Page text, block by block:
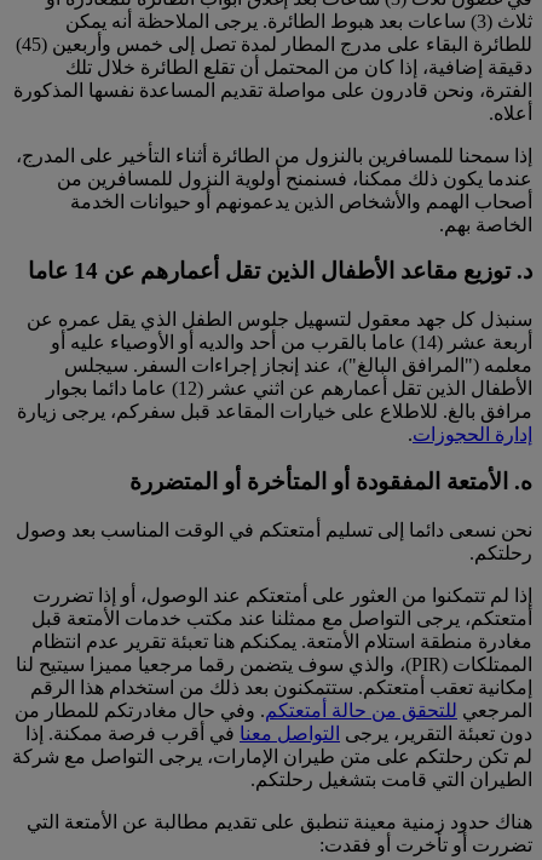
ثلاث (3) ساعات بعد هبوط الطائرة. يرجى الملاحظة أنه يمكن
للطائرة البقاء على مدرج المطار لمدة تصل إلى خمس وأربعين (45)
دقيقة إضافية، إذا كان من المحتمل أن تقلع الطائرة خلال تلك
الفترة، ونحن قادرون على مواصلة تقديم المساعدة نفسها المذكورة
أعلاه.
إذا سمحنا للمسافرين بالنزول من الطائرة أثناء التأخير على المدرج،
عندما يكون ذلك ممكنا، فسنمنح أولوية النزول للمسافرين من
أصحاب الهمم والأشخاص الذين يدعمونهم أو حيوانات الخدمة
الخاصة بهم.
د. توزيع مقاعد الأطفال الذين تقل أعمارهم عن 14 عاما
سنبذل كل جهد معقول لتسهيل جلوس الطفل الذي يقل عمره عن
أربعة عشر (14) عاما بالقرب من أحد والديه أو الأوصياء عليه أو
معلمه ("المرافق البالغ")، عند إنجاز إجراءات السفر. سيجلس
الأطفال الذين تقل أعمارهم عن اثني عشر (12) عاما دائما بجوار
مرافق بالغ. للاطلاع على خيارات المقاعد قبل سفركم، يرجى زيارة
إدارة الحجوزات.
ه. الأمتعة المفقودة أو المتأخرة أو المتضررة
نحن نسعى دائما إلى تسليم أمتعتكم في الوقت المناسب بعد وصول
رحلتكم.
إذا لم تتمكنوا من العثور على أمتعتكم عند الوصول، أو إذا تضررت
أمتعتكم، يرجى التواصل مع ممثلنا عند مكتب خدمات الأمتعة قبل
مغادرة منطقة استلام الأمتعة. يمكنكم هنا تعبئة تقرير عدم انتظام
الممتلكات (PIR)، والذي سوف يتضمن رقما مرجعيا مميزا سيتيح لنا
إمكانية تعقب أمتعتكم. ستتمكنون بعد ذلك من استخدام هذا الرقم
المرجعي للتحقق من حالة أمتعتكم. وفي حال مغادرتكم للمطار من
دون تعبئة التقرير، يرجى التواصل معنا في أقرب فرصة ممكنة. إذا
لم تكن رحلتكم على متن طيران الإمارات، يرجى التواصل مع شركة
الطيران التي قامت بتشغيل رحلتكم.
هناك حدود زمنية معينة تنطبق على تقديم مطالبة عن الأمتعة التي
تضررت أو تأخرت أو فقدت: